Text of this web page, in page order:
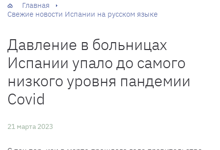
Главная
Свежие новости Испании на русском языке
Давление в больницах
Испании упало до самого
низкого уровня пандемии
Covid
21 марта 2023